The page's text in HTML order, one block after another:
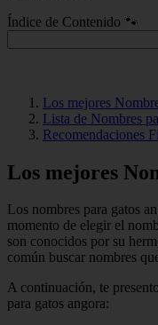
Índice de Contenido 🐾
Los mejores
Lista de Nombres
Recomendaciones
Los mejores
Los nombres para gatos
momento de elegir el
son conocidos por su
común buscar nombres
A continuación, te
para gatos angora: